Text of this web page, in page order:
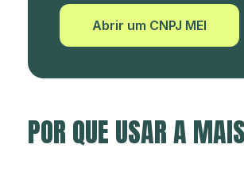
Abrir um CNPJ MEI
POR QUE USAR A